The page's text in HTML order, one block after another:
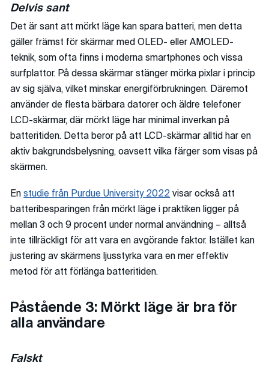
Delvis sant
Det är sant att mörkt läge kan spara batteri, men detta
gäller främst för skärmar med OLED- eller AMOLED-
teknik, som ofta finns i moderna smartphones och vissa
surfplattor. På dessa skärmar stänger mörka pixlar i princip
av sig själva, vilket minskar energiförbrukningen. Däremot
använder de flesta bärbara datorer och äldre telefoner
LCD-skärmar, där mörkt läge har minimal inverkan på
batteritiden. Detta beror på att LCD-skärmar alltid har en
aktiv bakgrundsbelysning, oavsett vilka färger som visas på
skärmen.
Enstudie från Purdue University 2022 visar också att
batteribesparingen från mörkt läge i praktiken ligger på
mellan 3 och 9 procent under normal användning – alltså
inte tillräckligt för att vara en avgörande faktor. Istället kan
justering av skärmens ljusstyrka vara en mer effektiv
metod för att förlänga batteritiden.
Påstående 3: Mörkt läge är bra för
alla användare
Falskt